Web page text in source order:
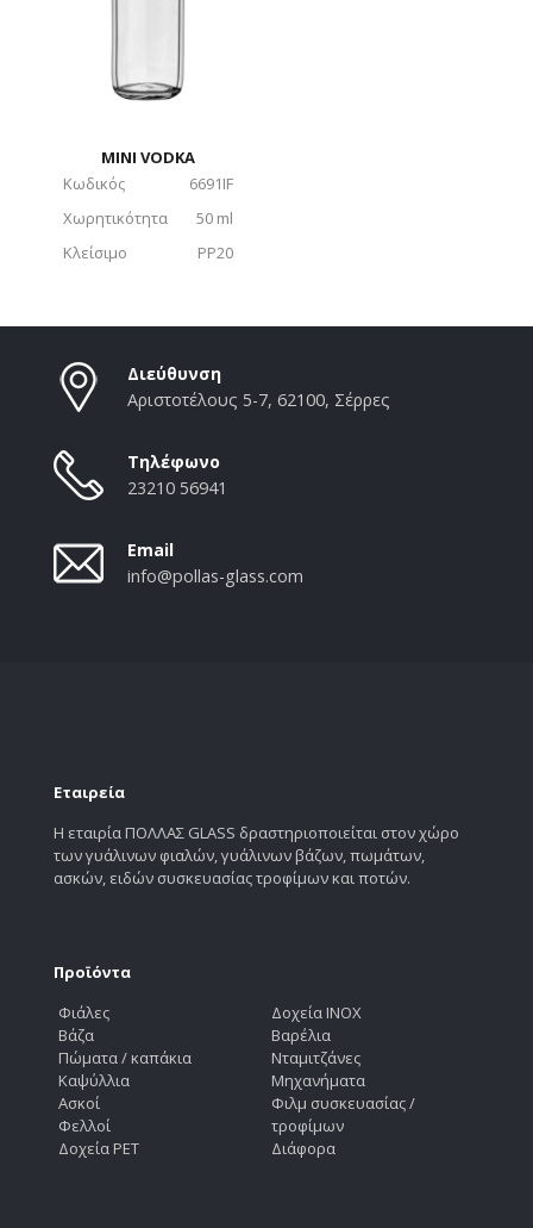
ΜΙΝΙ VODKA
Κωδικός
6691IF
Χωρητικότητα
50 ml
Κλείσιμο
PP20
Διεύθυνση
Αριστοτέλους 5-7, 62100, Σέρρες
Τηλέφωνο
23210 56941
Email
info@pollas-glass.com
Εταιρεία
Η εταιρία ΠΟΛΛΑΣ GLASS δραστηριοποιείται στον χώρο
των γυάλινων φιαλών, γυάλινων βάζων, πωμάτων,
ασκών, ειδών συσκευασίας τροφίμων και ποτών.
Προϊόντα
Φιάλες
Βάζα
Πώματα / καπάκια
Καψύλλια
Ασκοί
Φελλοί
Δοχεία PET
Δοχεία INOX
Βαρέλια
Νταμιτζάνες
Μηχανήματα
Φιλμ συσκευασίας /
τροφίμων
Διάφορα